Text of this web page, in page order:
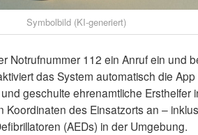
Symbolbild (KI-generiert)
Notrufnummer 112 ein Anruf ein und
das System automatisch die
geschulte ehrenamtliche
Koordinaten des Einsatzorts an –
(AEDs) in der Umgebung.